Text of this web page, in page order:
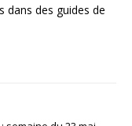
dans des guides de